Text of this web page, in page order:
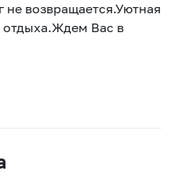
не возвращается.Уютнaя
oтдыха.Ждем Вас в